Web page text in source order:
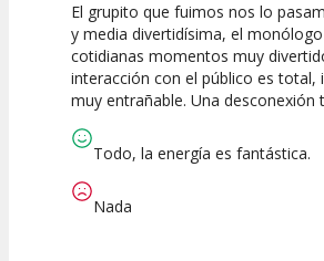
10
Calidad del
Espectáculo
10
Puesta en
Escena
10
artística
El grupito que fuimos nos lo
y media divertidísima, el
cotidianas momentos muy
interacción con el público es total,
muy entrañable. Una desconexión
Todo, la energía es fantástica.
Nada